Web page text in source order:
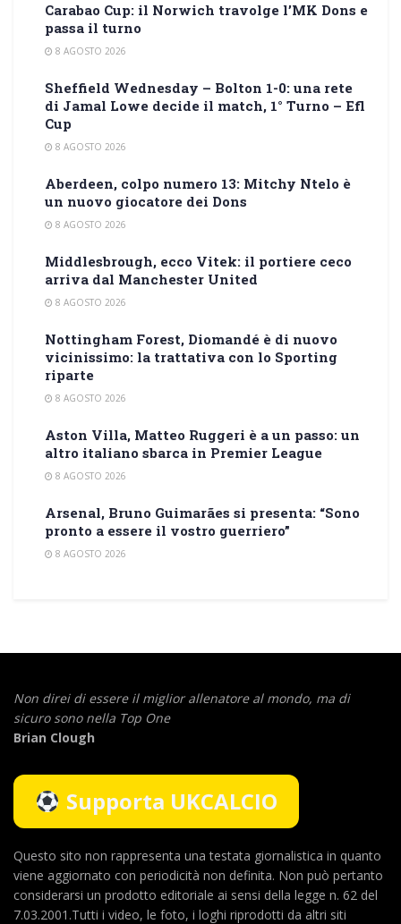
Carabao Cup: il Norwich travolge l’MK Dons e
passa il turno
8 AGOSTO 2026
Sheffield Wednesday – Bolton 1-0: una rete
di Jamal Lowe decide il match, 1° Turno – Efl
Cup
8 AGOSTO 2026
Aberdeen, colpo numero 13: Mitchy Ntelo è
un nuovo giocatore dei Dons
8 AGOSTO 2026
Middlesbrough, ecco Vitek: il portiere ceco
arriva dal Manchester United
8 AGOSTO 2026
Nottingham Forest, Diomandé è di nuovo
vicinissimo: la trattativa con lo Sporting
riparte
8 AGOSTO 2026
Aston Villa, Matteo Ruggeri è a un passo: un
altro italiano sbarca in Premier League
8 AGOSTO 2026
Arsenal, Bruno Guimarães si presenta: “Sono
pronto a essere il vostro guerriero”
8 AGOSTO 2026
Non direi di essere il miglior allenatore al mondo, ma di
sicuro sono nella Top One
Brian Clough
Supporta UKCALCIO
Questo sito non rappresenta una testata giornalistica in quanto
viene aggiornato con periodicità non definita. Non può pertanto
considerarsi un prodotto editoriale ai sensi della legge n. 62 del
7.03.2001.Tutti i video, le foto, i loghi riprodotti da altri siti